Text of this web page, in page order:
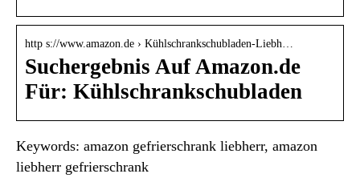
http s://www.amazon.de › Kühlschrankschubladen-Liebh…
Suchergebnis Auf Amazon.de
Für: Kühlschrankschubladen
Keywords: amazon gefrierschrank liebherr, amazon
liebherr gefrierschrank